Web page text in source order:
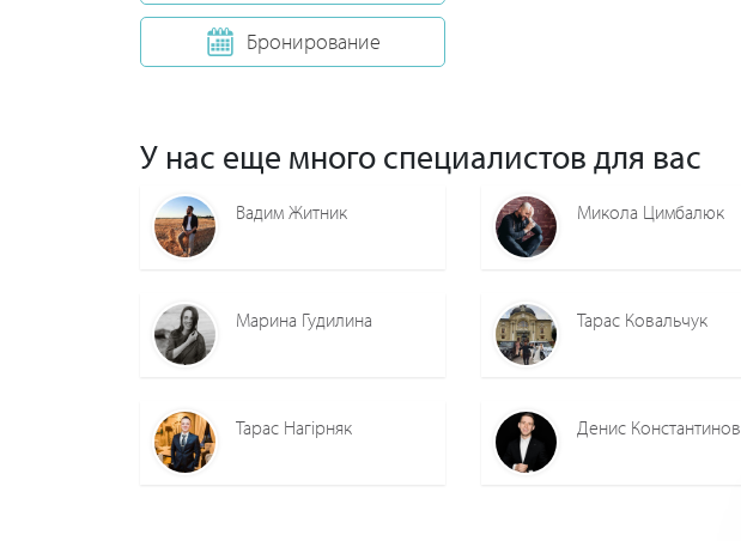
Бронирование
У нас еще много специалистов для вас
Вадим Житник Микола Цимбалюк
Марина Гудилина Тарас Ковальчук
Тарас Нагірняк Денис Константинов